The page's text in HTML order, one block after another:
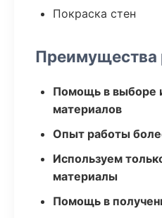
Покраска стен
Преимущества
Помощь в выборе
материалов
Опыт работы
Используем
материалы
Помощь в